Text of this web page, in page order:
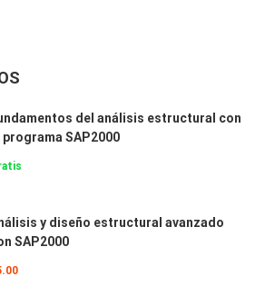
del análisis estructural con
programa SAP2000
y diseño estructural avanzado
SAP2000